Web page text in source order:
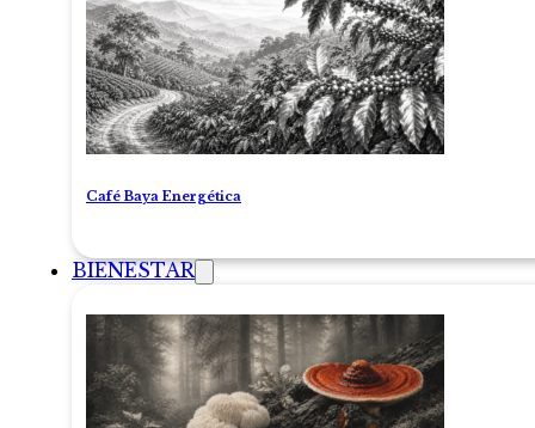
Café Baya Energética
BIENESTAR